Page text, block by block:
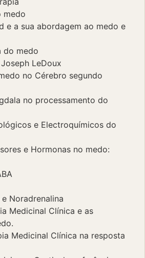
medo
e a sua abordagem ao medo e
do medo
LeDoux
no Cérebro segundo
no processamento do
e Electroquímicos do
e Hormonas no medo:
Noradrenalina
Medicinal Clínica e as
Medicinal Clínica na resposta